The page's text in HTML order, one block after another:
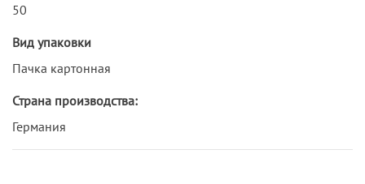
50
Вид упаковки
Пачка картонная
Страна производства:
Германия